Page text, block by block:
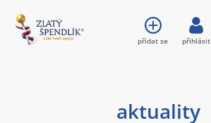
aktuality
přidat se přihlásit